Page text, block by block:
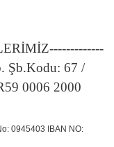
Şb.Kodu: 67 /
0006 2000
0945403 IBAN NO: